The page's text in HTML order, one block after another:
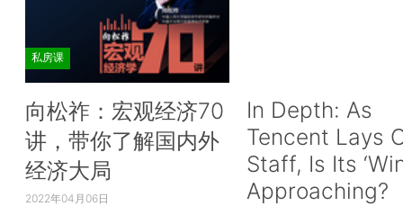
私房课
向松祚：宏观经济70
讲，带你了解国内外
经济大局
2022年04月06日
In Depth: As
Tencent Lays
Staff, Is Its
Approaching?